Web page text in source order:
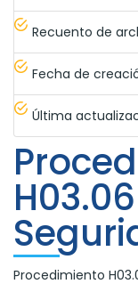
Recuento de
Fecha de
Última
Procedimiento